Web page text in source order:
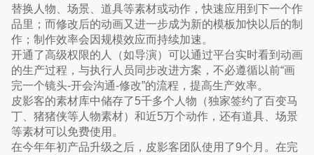
替换人物、场景、道具等素材或动作，快速应用到下一个作
品里；而修改后的动画又进一步成为新的模板加快以后的制
作；制作效率会因规模效应而持续加速。
开通了高级权限的人（如导演）可以通过平台实时看到动画
的生产过程，与执行人员同步改进方案，不必遵循以前“画
完一个镜头-开会沟通-修改”的流程，提高生产效率。
皮影客的素材库中储存了5千多个人物（独家签约了百变马
丁、猪猪侠等人物素材）和近5万个动作，还有道具、场景
等素材可以免费使用。
在今年年初产品升级之后，皮影客团队使用了9个月。在完